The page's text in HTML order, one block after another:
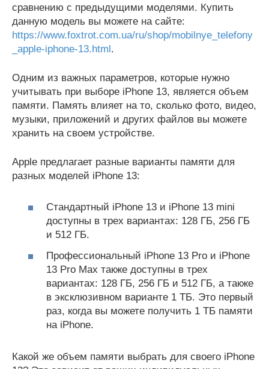
сравнению с предыдущими моделями. Купить
данную модель вы можете на сайте:
https://www.foxtrot.com.ua/ru/shop/mobilnye_telefony
_apple-iphone-13.html.
Одним из важных параметров, которые нужно
учитывать при выборе iPhone 13, является объем
памяти. Память влияет на то, сколько фото, видео,
музыки, приложений и других файлов вы можете
хранить на своем устройстве.
Apple предлагает разные варианты памяти для
разных моделей iPhone 13:
Стандартный iPhone 13 и iPhone 13 mini
доступны в трех вариантах: 128 ГБ, 256 ГБ
и 512 ГБ.
Профессиональный iPhone 13 Pro и iPhone
13 Pro Max также доступны в трех
вариантах: 128 ГБ, 256 ГБ и 512 ГБ, а также
в эксклюзивном варианте 1 ТБ. Это первый
раз, когда вы можете получить 1 ТБ памяти
на iPhone.
Какой же объем памяти выбрать для своего iPhone